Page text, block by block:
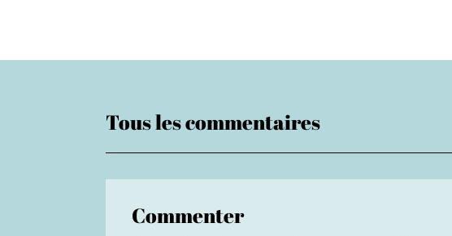
Tous les commentaires
Commenter